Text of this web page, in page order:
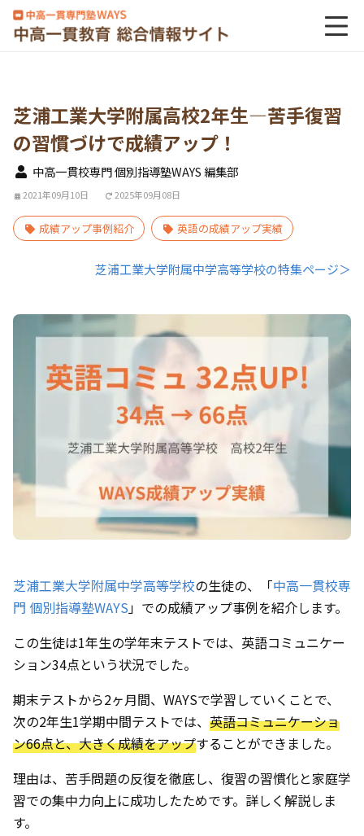
芝浦工業大学附属高校2年生―苦手復習
の習慣づけで成績アップ！
中高一貫校専門 個別指導塾WAYS 編集部
2021年09月10日 2025年09月08日
成績アップ事例紹介 英語の成績アップ実績
芝浦工業大学附属中学高等学校の特集ページ＞
芝浦工業大学附属中学高等学校の生徒の、「中高一貫校専
門 個別指導塾WAYS」での成績アップ事例を紹介します。
この生徒は1年生の学年末テストでは、英語コミュニケー
ション34点という状況でした。
期末テストから2ヶ月間、WAYSで学習していくことで、
次の2年生1学期中間テストでは、 英語コミュニケーショ
ン66点と、大きく成績をアップすることができました。
理由は、苦手問題の反復を徹底し、復習の習慣化と家庭学
習での集中力向上に成功したためです。詳しく解説しま
す。